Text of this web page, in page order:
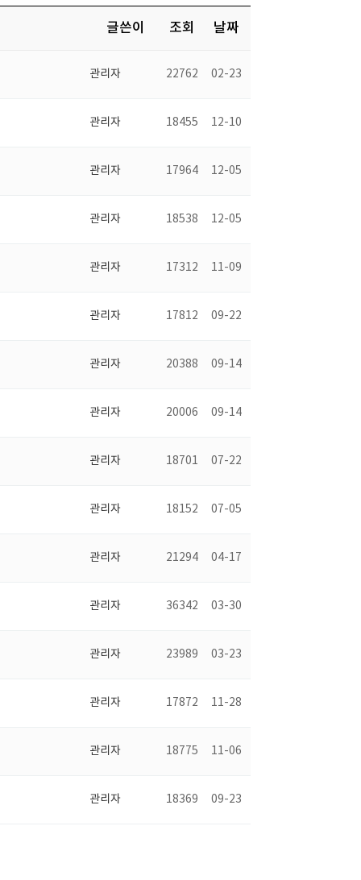
글쓴이 조회 날짜
관리자 22762 02-23
관리자 18455 12-10
관리자 17964 12-05
관리자 18538 12-05
관리자 17312 11-09
관리자 17812 09-22
관리자 20388 09-14
관리자 20006 09-14
관리자 18701 07-22
관리자 18152 07-05
관리자 21294 04-17
관리자 36342 03-30
관리자 23989 03-23
관리자 17872 11-28
관리자 18775 11-06
관리자 18369 09-23